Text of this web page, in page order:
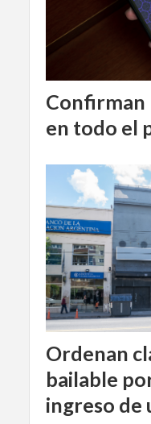
Confirman
en todo el
Ordenan
bailable
ingreso de